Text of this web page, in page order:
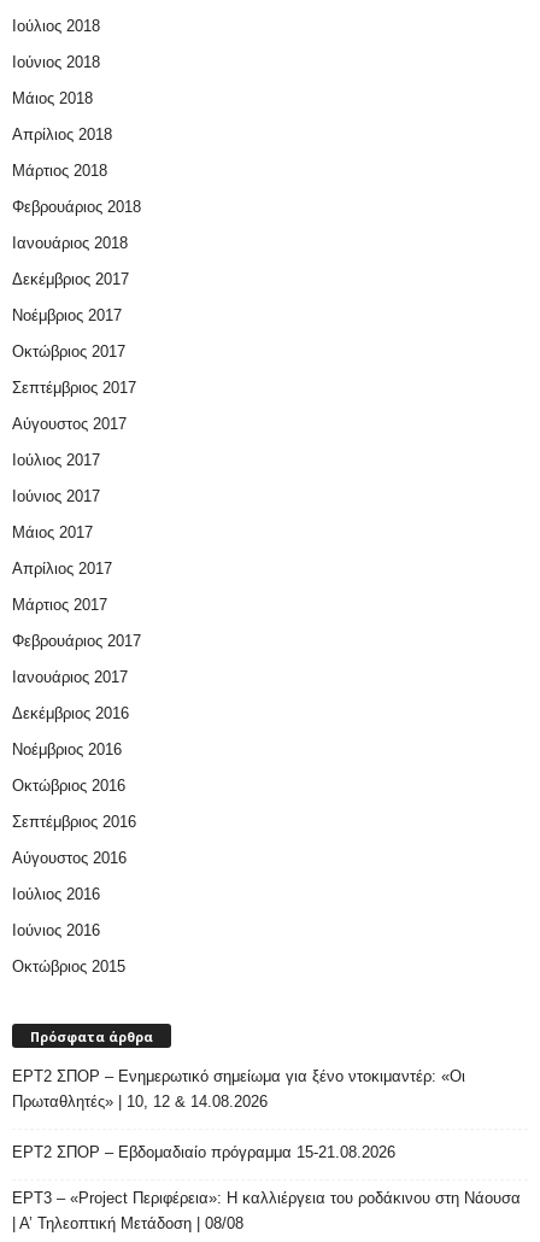
Ιούλιος 2018
Ιούνιος 2018
Μάιος 2018
Απρίλιος 2018
Μάρτιος 2018
Φεβρουάριος 2018
Ιανουάριος 2018
Δεκέμβριος 2017
Νοέμβριος 2017
Οκτώβριος 2017
Σεπτέμβριος 2017
Αύγουστος 2017
Ιούλιος 2017
Ιούνιος 2017
Μάιος 2017
Απρίλιος 2017
Μάρτιος 2017
Φεβρουάριος 2017
Ιανουάριος 2017
Δεκέμβριος 2016
Νοέμβριος 2016
Οκτώβριος 2016
Σεπτέμβριος 2016
Αύγουστος 2016
Ιούλιος 2016
Ιούνιος 2016
Οκτώβριος 2015
Πρόσφατα άρθρα
ΕΡΤ2 ΣΠΟΡ – Ενημερωτικό σημείωμα για ξένο ντοκιμαντέρ: «Οι
Πρωταθλητές» | 10, 12 & 14.08.2026
ΕΡΤ2 ΣΠΟΡ – Εβδομαδιαίο πρόγραμμα 15-21.08.2026
ΕΡΤ3 – «Project Περιφέρεια»: Η καλλιέργεια του ροδάκινου στη Νάουσα
| Α’ Τηλεοπτική Μετάδοση | 08/08